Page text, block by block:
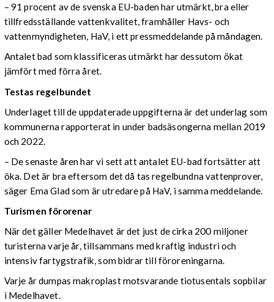
– 91 procent av de svenska EU-baden har utmärkt, bra eller
tillfredsställande vattenkvalitet, framhåller Havs- och
vattenmyndigheten, HaV, i ett pressmeddelande på måndagen.
Antalet bad som klassificeras utmärkt har dessutom ökat
jämfört med förra året.
Testas regelbundet
Underlaget till de uppdaterade uppgifterna är det underlag som
kommunerna rapporterat in under badsäsongerna mellan 2019
och 2022.
– De senaste åren har vi sett att antalet EU-bad fortsätter att
öka. Det är bra eftersom det då tas regelbundna vattenprover,
säger Ema Glad som är utredare på HaV, i samma meddelande.
Turismen förorenar
När det gäller Medelhavet är det just de cirka 200 miljoner
turisterna varje år, tillsammans med kraftig industri och
intensiv fartygstrafik, som bidrar till föroreningarna.
Varje år dumpas makroplast motsvarande tiotusentals sopbilar
i Medelhavet.